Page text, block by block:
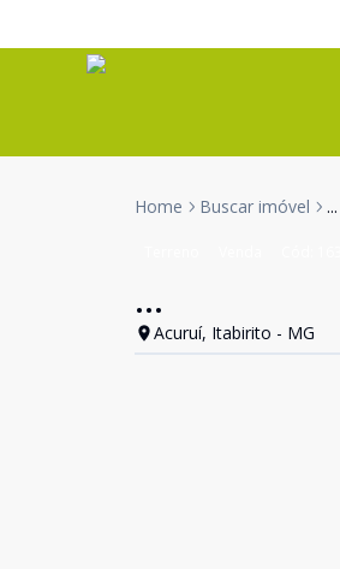
Home Buscar imóvel ...
...
Acuruí, Itabirito - MG